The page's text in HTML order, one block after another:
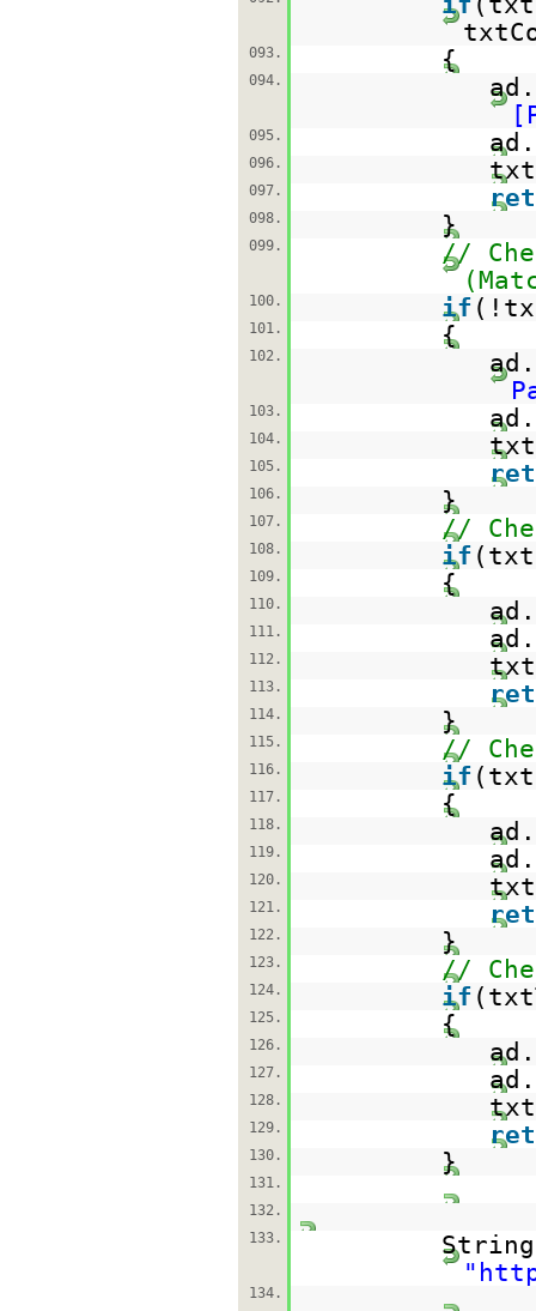
093. {
094.
095.
096.
097.
098. }
099.
//
100. if
101. {
102.
103.
104.
105.
106. }
107. //
108. if
109. {
110.
111.
112.
113.
114. }
115. //
116. if
117. {
118.
119.
120.
121.
122. }
123. //
124. if
125. {
126.
127.
128.
129.
130. }
131.
132.
133.
"
134.